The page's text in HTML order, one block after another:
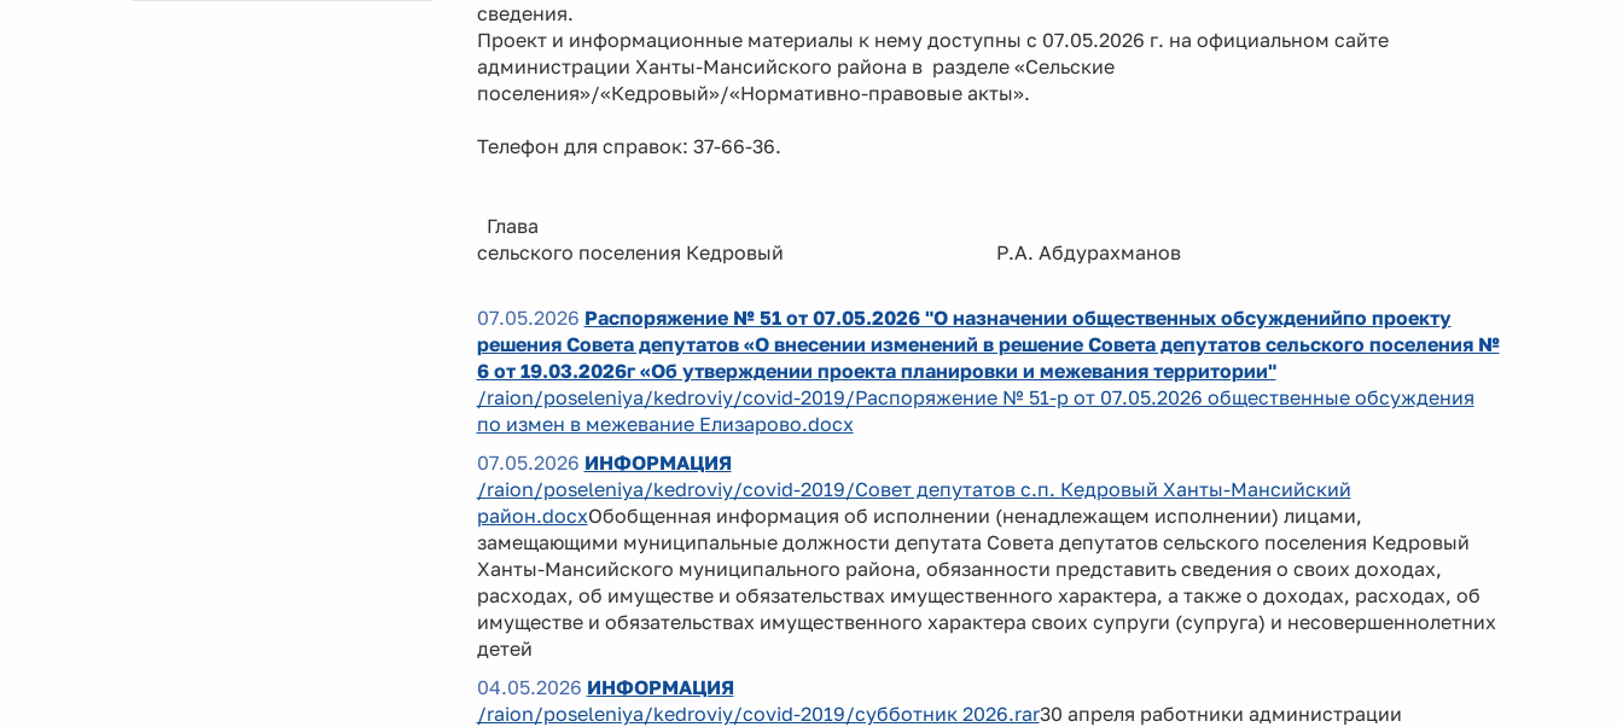
сведения.
Проект и информационные материалы к нему доступны с 07.05.2026 г. на официальном сайте
администрации Ханты-Мансийского района в разделе «Сельские
поселения»/«Кедровый»/«Нормативно-правовые акты».
Телефон для справок: 37-66-36.
Глава
сельского поселения Кедровый Р.А. Абдурахманов
07.05.2026 Распоряжение № 51 от 07.05.2026 "О назначении общественных обсужденийпо проекту
решения Совета депутатов «О внесении изменений в решение Совета депутатов сельского поселения №
6 от 19.03.2026г «Об утверждении проекта планировки и межевания территории"
/raion/poseleniya/kedroviy/covid-2019/Распоряжение № 51-р от 07.05.2026 общественные обсуждения
по измен в межевание Елизарово.docx
07.05.2026 ИНФОРМАЦИЯ
/raion/poseleniya/kedroviy/covid-2019/Совет депутатов с.п. Кедровый Ханты-Мансийский
район.docxОбобщенная информация об исполнении (ненадлежащем исполнении) лицами,
замещающими муниципальные должности депутата Совета депутатов сельского поселения Кедровый
Ханты-Мансийского муниципального района, обязанности представить сведения о своих доходах,
расходах, об имуществе и обязательствах имущественного характера, а также о доходах, расходах, об
имуществе и обязательствах имущественного характера своих супруги (супруга) и несовершеннолетних
детей
04.05.2026 ИНФОРМАЦИЯ
/raion/poseleniya/kedroviy/covid-2019/субботник 2026.rar30 апреля работники администрации